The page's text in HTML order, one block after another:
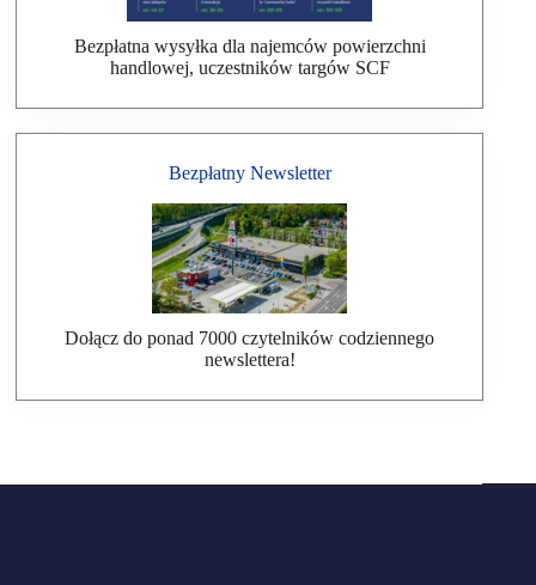
Bezpłatna wysyłka dla najemców powierzchni
handlowej, uczestników targów SCF
Bezpłatny Newsletter
Dołącz do ponad 7000 czytelników codziennego
newslettera!